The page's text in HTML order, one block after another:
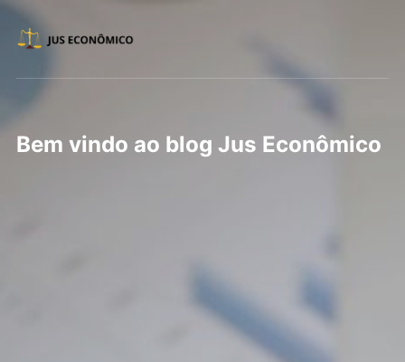
Bem vindo ao blog Jus Econômico